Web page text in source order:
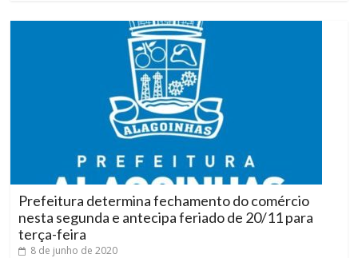
Prefeitura determina fechamento do comércio
nesta segunda e antecipa feriado de 20/11 para
terça-feira
8 de junho de 2020